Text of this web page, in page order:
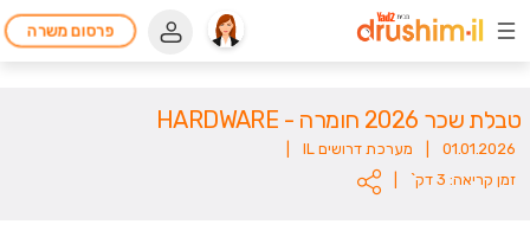
פרסום משרה
טבלת שכר 2026 חומרה - HARDWARE
01.01.2026 מערכת דרושים IL
זמן קריאה: 3 דק`